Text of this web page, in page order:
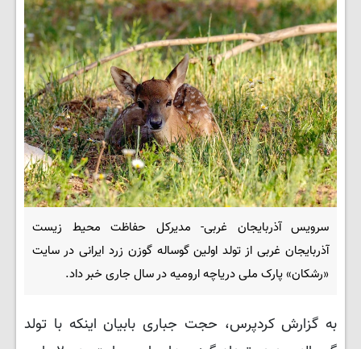
سرویس آذربایجان غربی- مدیرکل حفاظت محیط زیست
آذربایجان غربی از تولد اولین گوساله گوزن زرد ایرانی در سایت
«رشکان» پارک ملی دریاچه ارومیه در سال جاری خبر داد.
به گزارش کردپرس، حجت جباری بابیان اینکه با تولد